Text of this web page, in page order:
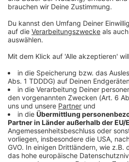
© dpa-
DAS KÖNNTE DICH AUCH
Bayern